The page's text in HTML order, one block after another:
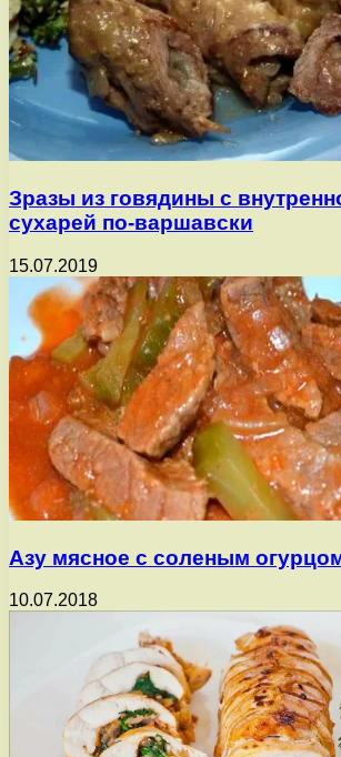
Зразы из говядины с
сухарей по-варшавски
15.07.2019
Азу мясное с соленым
10.07.2018